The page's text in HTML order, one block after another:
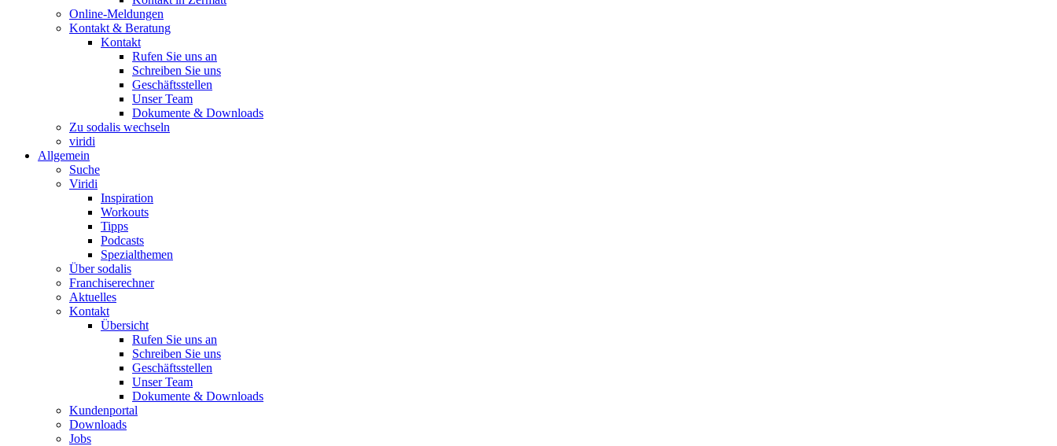
Online-Meldungen
Kontakt & Beratung
Kontakt
Rufen Sie uns an
Schreiben Sie uns
Geschäftsstellen
Unser Team
Dokumente & Downloads
Zu sodalis wechseln
viridi
Allgemein
Suche
Viridi
Inspiration
Workouts
Tipps
Podcasts
Spezialthemen
Über sodalis
Franchiserechner
Aktuelles
Kontakt
Übersicht
Rufen Sie uns an
Schreiben Sie uns
Geschäftsstellen
Unser Team
Dokumente & Downloads
Kundenportal
Downloads
Jobs